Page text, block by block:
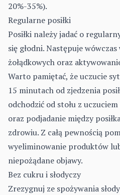
20%-35%).
Regularne posiłki
Posiłki należy jadać o
się głodni. Następuje
żołądkowych oraz
Warto pamiętać, że uczucie
15 minutach od zjedzenia
odchodzić od stołu z
oraz podjadanie między
zdrowiu. Z całą pewnością
wyeliminowanie produktów
niepożądane objawy.
Bez cukru i słodyczy
Zrezygnuj ze spożywania